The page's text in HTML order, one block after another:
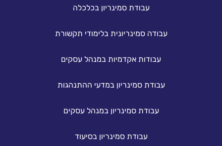
עבודת סמינריון בכלכלה
עבודה סמינריונית בלימודי תקשורת
עבודות אקדמיות במנהל עסקים
עבודת סמינריון במדעי ההתנהגות
עבודת סמינריון במנהל עסקים
עבודת סמינריון בסיעוד